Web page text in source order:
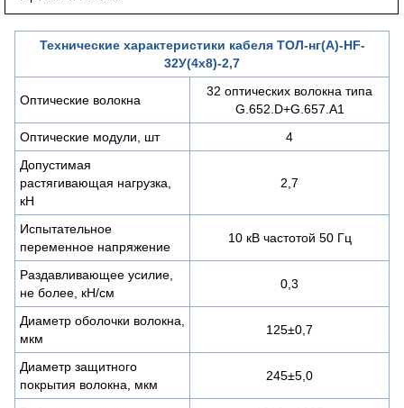
Технические характеристики кабеля ТОЛ-нг(A)-HF-
32У(4х8)-2,7
Оптические волокна
32 оптических волокна типа
G.652.D+G.657.A1
Оптические модули, шт
4
Допустимая
растягивающая нагрузка,
кН
2,7
Испытательное
переменное напряжение
10 кВ частотой 50 Гц
Раздавливающее усилие,
не более, кН/см
0,3
Диаметр оболочки волокна,
мкм
125±0,7
Диаметр защитного
покрытия волокна, мкм
245±5,0